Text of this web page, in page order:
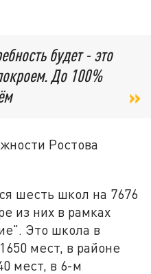
будет - это
До 100%
Ростова
шесть школ на 7676
из них в рамках
Это школа в
мест, в районе
мест, в 6-м